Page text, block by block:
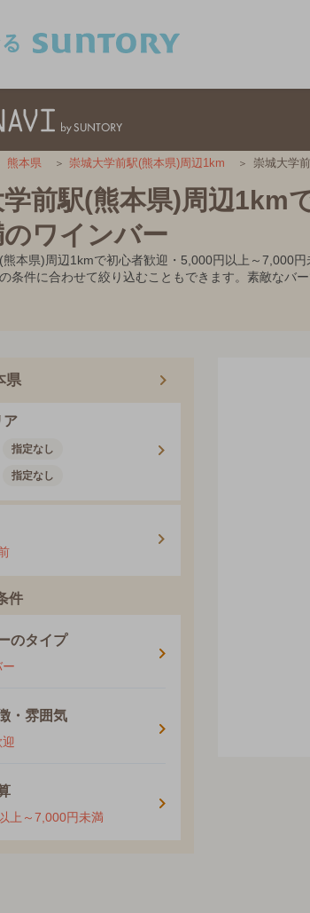
熊本県 崇城大学前駅(熊本県)周辺1km 崇城大学
前駅(熊本県)周辺1km
のワインバー
熊本県)周辺1kmで初心者歓迎・5,000円以上～7,000
条件に合わせて絞り込むこともできます。素敵なバ
県
ア
指定なし
指定なし
件
のタイプ
ー
・雰囲気
上～7,000円未満